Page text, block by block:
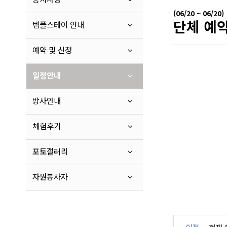
템플스테이 안내
예약 및 신청
일정안내
방사안내
체험후기
포토갤러리
자원봉사자
(06/20 ~ 06/20)
단체 예